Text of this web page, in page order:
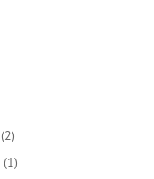
(2)
(1)